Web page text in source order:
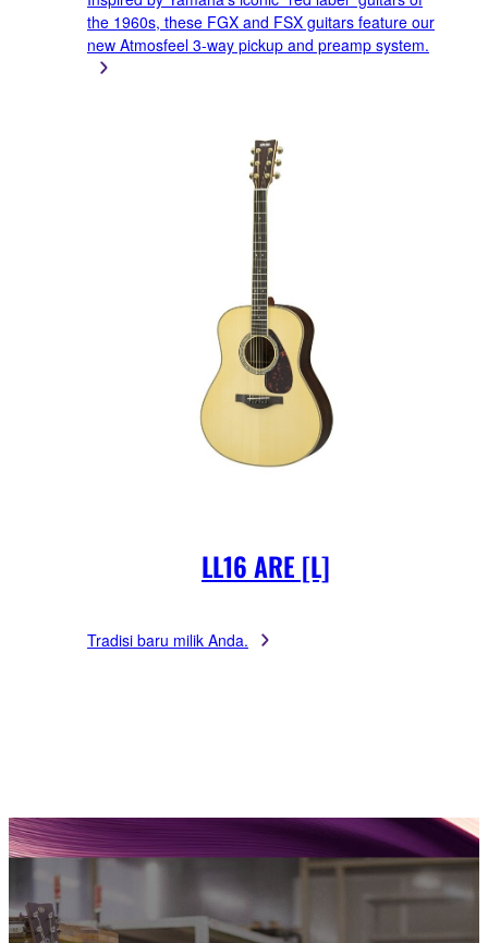
the 1960s, these FGX and FSX guitars feature our
new Atmosfeel 3-way pickup and preamp system.
LL16 ARE [L]
Tradisi baru milik Anda.